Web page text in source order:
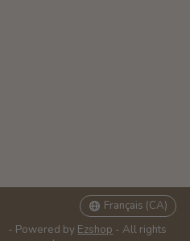
- Powered by Ezshop - All rights
Français (CA)